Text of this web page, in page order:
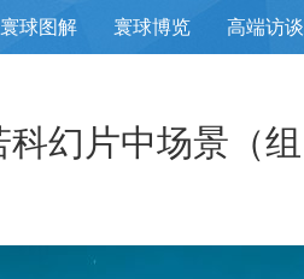
寰球图解 寰球博览 高端访谈
幻片中场景（组